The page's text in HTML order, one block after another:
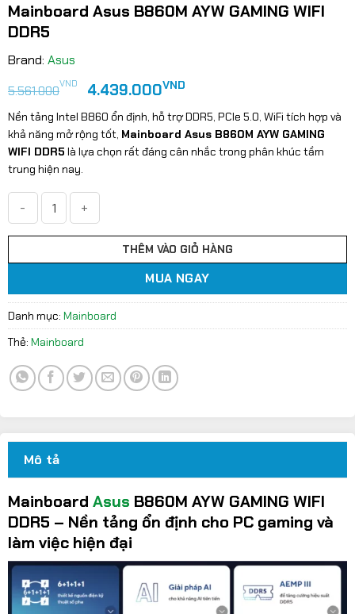
Mainboard Asus B860M AYW GAMING WIFI
DDR5
Brand: Asus
5.561.000VND Giá
gốc
là:
5.561.000VND.
4.439.000VNDGiá
hiện
tại
là:
4.439.000VND.
Nền tảng Intel B860 ổn định, hỗ trợ DDR5, PCIe 5.0, WiFi tích hợp và
khả năng mở rộng tốt, Mainboard Asus B860M AYW GAMING
WIFI DDR5 là lựa chọn rất đáng cân nhắc trong phân khúc tầm
trung hiện nay.
THÊM VÀO GIỎ HÀNG
MUA NGAY
Danh mục: Mainboard
Thẻ: Mainboard
Mô tả
Mainboard Asus B860M AYW GAMING WIFI
DDR5 – Nền tảng ổn định cho PC gaming và
làm việc hiện đại